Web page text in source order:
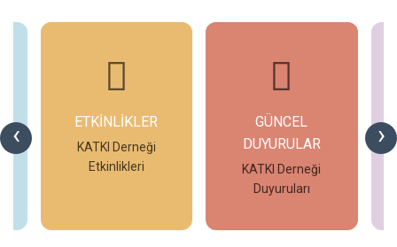
‹ ›
ETKİNLİKLER
KATKI Derneği
Etkinlikleri
GÜNCEL
DUYURULAR
KATKI Derneği
Duyuruları
İncele